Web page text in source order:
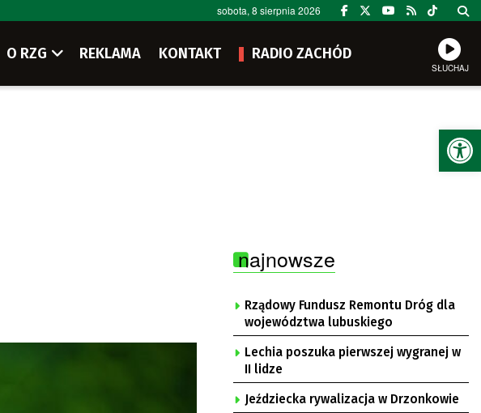
sobota, 8 sierpnia 2026
O RZG REKLAMA KONTAKT RADIO ZACHÓD
SŁUCHAJ
najnowsze
Rządowy Fundusz Remontu Dróg dla
województwa lubuskiego
Lechia poszuka pierwszej wygranej w
II lidze
Jeździecka rywalizacja w Drzonkowie